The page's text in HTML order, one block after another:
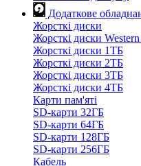
Додаткове
Жорсткі диски
Жорсткі диски
Жорсткі диски 1ТБ
Жорсткі диски 2ТБ
Жорсткі диски 3ТБ
Жорсткі диски 4ТБ
Карти пам'яті
SD-карти 32ГБ
SD-карти 64ГБ
SD-карти 128ГБ
SD-карти 256ГБ
Кабель